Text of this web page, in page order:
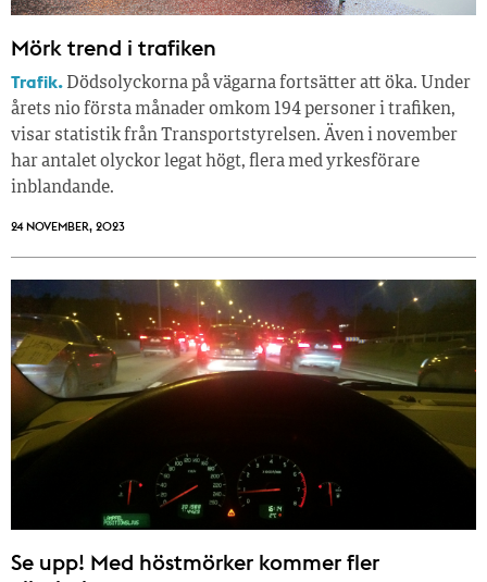
Mörk trend i trafiken
Trafik. Dödsolyckorna på vägarna fortsätter att öka. Under
årets nio första månader omkom 194 personer i trafiken,
visar statistik från Transportstyrelsen. Även i november
har antalet olyckor legat högt, flera med yrkesförare
inblandande.
24 NOVEMBER, 2023
Se upp! Med höstmörker kommer fler